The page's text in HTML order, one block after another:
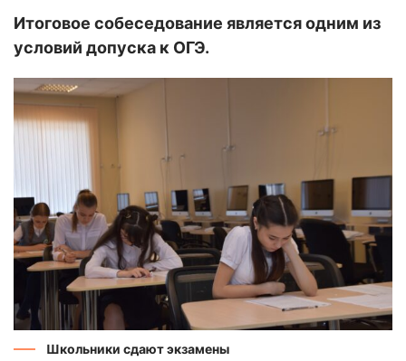
Итоговое собеседование является одним из
условий допуска к ОГЭ.
Школьники сдают экзамены